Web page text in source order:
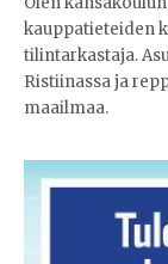
kauppatieteiden
tilintarkastaja.
Ristiinassa ja
maailmaa.